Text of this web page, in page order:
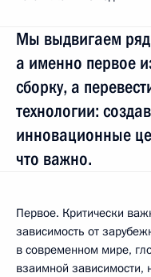
Мы выдвигаем
а именно первое
сборку, а
технологии:
инновационные
что важно.
Первое. Критически
зависимость от
в современном мире,
взаимной зависимости,